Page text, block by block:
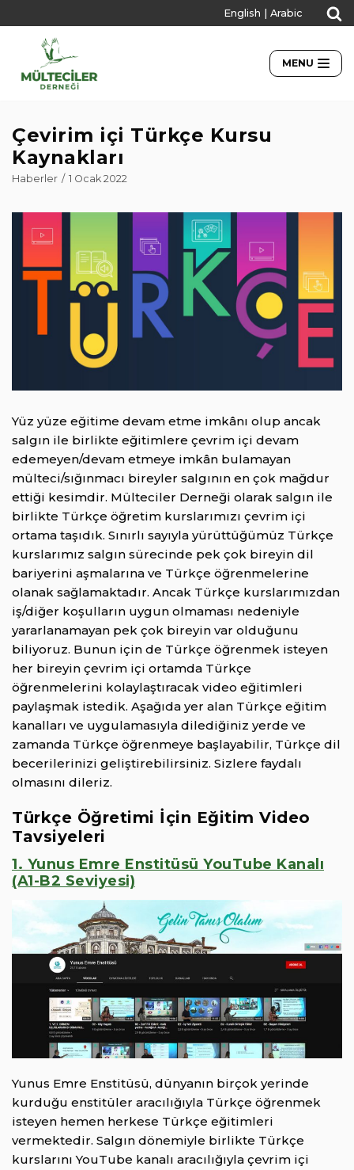
English Arabic
MENU
Çevirim içi Türkçe Kursu
Kaynakları
Haberler 1 Ocak 2022
Yüz yüze eğitime devam etme imkânı olup ancak
salgın ile birlikte eğitimlere çevrim içi devam
edemeyen/devam etmeye imkân bulamayan
mülteci/sığınmacı bireyler salgının en çok mağdur
ettiği kesimdir. Mülteciler Derneği olarak salgın ile
birlikte Türkçe öğretim kurslarımızı çevrim içi
ortama taşıdık. Sınırlı sayıyla yürüttüğümüz Türkçe
kurslarımız salgın sürecinde pek çok bireyin dil
bariyerini aşmalarına ve Türkçe öğrenmelerine
olanak sağlamaktadır. Ancak Türkçe kurslarımızdan
iş/diğer koşulların uygun olmaması nedeniyle
yararlanamayan pek çok bireyin var olduğunu
biliyoruz. Bunun için de Türkçe öğrenmek isteyen
her bireyin çevrim içi ortamda Türkçe
öğrenmelerini kolaylaştıracak video eğitimleri
paylaşmak istedik. Aşağıda yer alan Türkçe eğitim
kanalları ve uygulamasıyla dilediğiniz yerde ve
zamanda Türkçe öğrenmeye başlayabilir, Türkçe dil
becerilerinizi geliştirebilirsiniz. Sizlere faydalı
olmasını dileriz.
Türkçe Öğretimi İçin Eğitim Video
Tavsiyeleri
1. Yunus Emre Enstitüsü YouTube Kanalı
(A1-B2 Seviyesi)
Yunus Emre Enstitüsü, dünyanın birçok yerinde
kurduğu enstitüler aracılığıyla Türkçe öğrenmek
isteyen hemen herkese Türkçe eğitimleri
vermektedir. Salgın dönemiyle birlikte Türkçe
kurslarını YouTube kanalı aracılığıyla çevrim içi